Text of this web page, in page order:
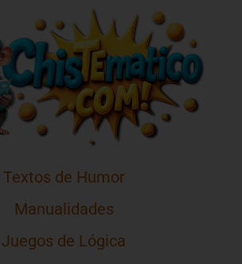
Textos de Humor
Manualidades
Juegos de Lógica